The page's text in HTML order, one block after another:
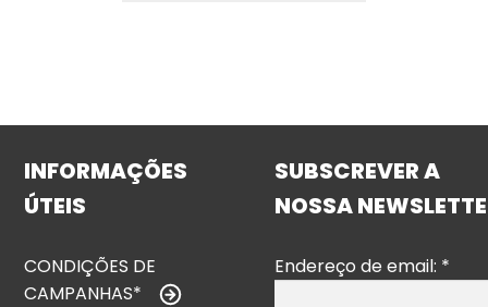
INFORMAÇÕES
ÚTEIS
CONDIÇÕES DE
CAMPANHAS*
SUBSCREVER A
NOSSA
Endereço de email: *